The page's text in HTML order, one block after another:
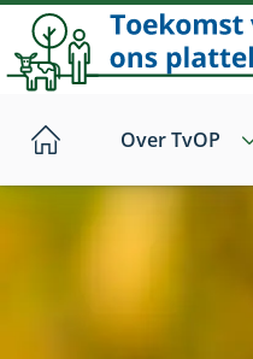
Direct
naar
hoofdinhoud
Home
Over TvOP